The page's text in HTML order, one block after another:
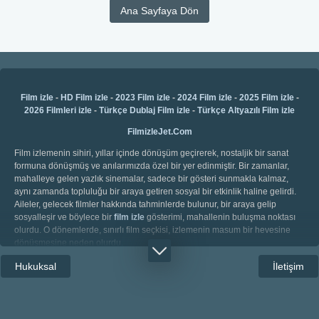
Ana Sayfaya Dön
Film izle- HD Film izle- 2023 Film izle- 2024 Film izle- 2025 Film izle-
2026 Filmleri izle - Türkçe Dublaj Film izle - Türkçe Altyazılı Film izle
FilmizleJet.Com
Film izlemenin sihiri, yıllar içinde dönüşüm geçirerek, nostaljik bir sanat
formuna dönüşmüş ve anılarımızda özel bir yer edinmiştir. Bir zamanlar,
mahalleye gelen yazlık sinemalar, sadece bir gösteri sunmakla kalmaz,
aynı zamanda topluluğu bir araya getiren sosyal bir etkinlik haline gelirdi.
Aileler, gelecek filmler hakkında tahminlerde bulunur, bir araya gelip
sosyalleşir ve böylece bir film izle gösterimi, mahallenin buluşma noktası
olurdu. O dönemlerde, sınırlı film seçkisi, izlemenin masum bir hevesine
dönüşmesine neden olurdu.
Zamanın akışı ve teknolojinin ilerlemesiyle, film izlemenin manası ve
erişilebilirliği köklü bir dönüşüm yaşadı. Eski günlerin karıncalı beyaz
Hukuksal İletişim